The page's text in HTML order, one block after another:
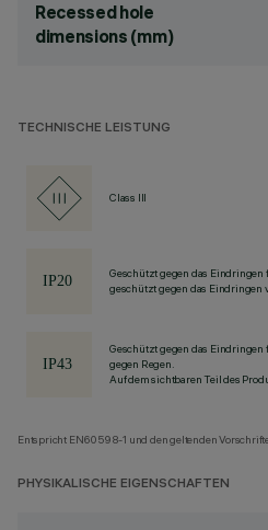
Recessed hole
dimensions (mm)
TECHNISCHE LEISTUNG
Class III
Geschützt gegen das Eindringen
geschützt gegen das Eindringen
Geschützt gegen das Eindringen
gegen Regen.
Auf dem sichtbaren Teil des
Entspricht EN60598-1 und den geltenden
PHYSIKALISCHE EIGENSCHAFTEN